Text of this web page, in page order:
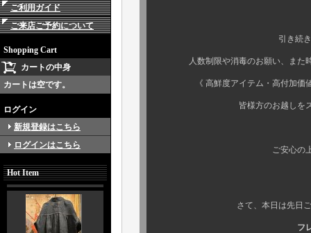
ご利用ガイド
ご来店ご予約について
Shopping Cart
カートの中身
カートは空です。
ログイン
新規登録はこちら
ログインはこちら
Hot Item
引き続き、混雑時の
人数制限や消毒のお願い、また時短
《 高鮮度アイテム・高付加価値商
皆様方のお越しをスタッフ
ご安心の上、御来店お
さて、本日は先日ご紹介の英
フ